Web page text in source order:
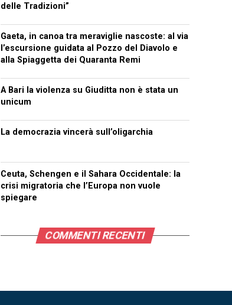
delle Tradizioni”
Gaeta, in canoa tra meraviglie nascoste: al via
l’escursione guidata al Pozzo del Diavolo e
alla Spiaggetta dei Quaranta Remi
A Bari la violenza su Giuditta non è stata un
unicum
La democrazia vincerà sull’oligarchia
Ceuta, Schengen e il Sahara Occidentale: la
crisi migratoria che l’Europa non vuole
spiegare
COMMENTI RECENTI